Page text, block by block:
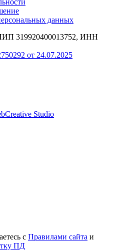
данных
319920400013752, ИНН
от 24.07.2025
Studio
с Правилами сайта и
ПД